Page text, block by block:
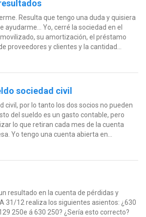
Resulta que tengo una duda y quisiera
ayudarme... Yo, cerré la sociedad en el
su amortización, el préstamo
proveedores y clientes y la cantidad...
sociedad civil
civil, por lo tanto los dos socios no pueden
del sueldo es un gasto contable, pero
lo que retiran cada mes de la cuenta
Yo tengo una cuenta abierta en...
resultado en la cuenta de pérdidas y
31/12 realiza los siguientes asientos: ¿630
250e á 630 250? ¿Sería esto correcto?